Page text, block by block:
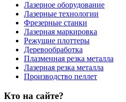
Лазерное оборудование
Лазерные технологии
Фрезерные станки
Лазерная маркировка
Режущие плоттеры
Деревообработка
Плазменная резка металла
Лазерная резка металла
Производство пеллет
Кто на сайте?